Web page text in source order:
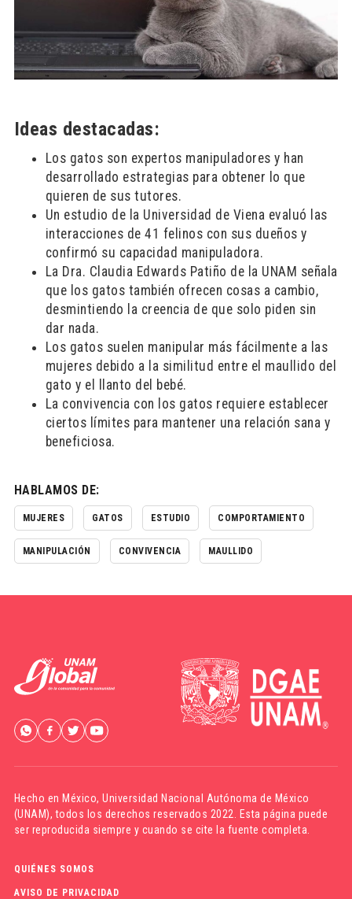
Ideas destacadas:
Los gatos son expertos manipuladores y han
desarrollado estrategias para obtener lo que
quieren de sus tutores.
Un estudio de la Universidad de Viena evaluó las
interacciones de 41 felinos con sus dueños y
confirmó su capacidad manipuladora.
La Dra. Claudia Edwards Patiño de la UNAM señala
que los gatos también ofrecen cosas a cambio,
desmintiendo la creencia de que solo piden sin
dar nada.
Los gatos suelen manipular más fácilmente a las
mujeres debido a la similitud entre el maullido del
gato y el llanto del bebé.
La convivencia con los gatos requiere establecer
ciertos límites para mantener una relación sana y
beneficiosa.
HABLAMOS DE:
MUJERES GATOS ESTUDIO COMPORTAMIENTO
MANIPULACIÓN CONVIVENCIA MAULLIDO
Hecho en México,Universidad Nacional Autónoma de México
(UNAM), todos los derechos reservados 2022. Esta página puede
ser reproducida siempre y cuando se cite la fuente completa.
QUIÉNES SOMOS
AVISO DE PRIVACIDAD